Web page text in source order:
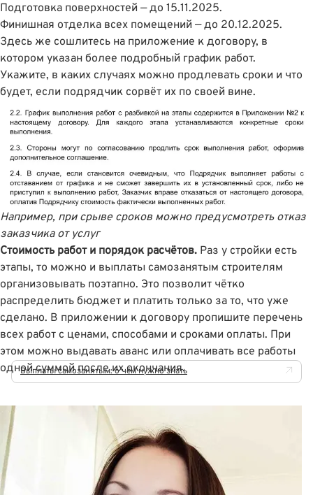
Подготовка поверхностей — до 15.11.2025.
Финишная отделка всех помещений — до 20.12.2025.
Здесь же сошлитесь на приложение к договору, в
котором указан более подробный график работ.
Укажите, в каких случаях можно продлевать сроки и что
будет, если подрядчик сорвёт их по своей вине.
Например, при срыве сроков можно предусмотреть отказ
заказчика от услуг
Стоимость работ и порядок расчётов. Раз у стройки есть
этапы, то можно и выплаты самозанятым строителям
организовывать поэтапно. Это позволит чётко
распределить бюджет и платить только за то, что уже
сделано. В приложении к договору пропишите перечень
всех работ с ценами, способами и сроками оплаты. При
этом можно выдавать аванс или оплачивать все работы
одной суммой после их окончания.
Выплаты самозанятым: о чём нужно знать